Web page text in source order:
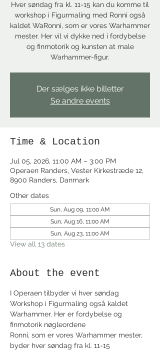
Hver søndag fra kl. 11-15 kan du komme til
workshop i Figurmaling med Ronni også
kaldet WaRonni, som er vores Warhammer
mester. Her vil vi dykke ned i fordybelse
og finmotorik og kunsten at male
Warhammer-figur.
Der sælges ikke billetter
Se andre events
Time & Location
Jul 05, 2026, 11:00 AM – 3:00 PM
Operaen Randers, Vester Kirkestræde 12,
8900 Randers, Danmark
Other dates
Sun, Aug 09, 11:00 AM
Sun, Aug 16, 11:00 AM
Sun, Aug 23, 11:00 AM
View all 13 dates
About the event
I Operaen tilbyder vi hver søndag
Workshop i Figurmaling også kaldet
Warhammer. Her er fordybelse og
finmotorik nøgleordene
Ronni, som er vores Warhammer mester,
byder hver søndag fra kl. 11-15